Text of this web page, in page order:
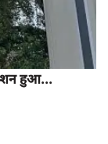
हुआ...